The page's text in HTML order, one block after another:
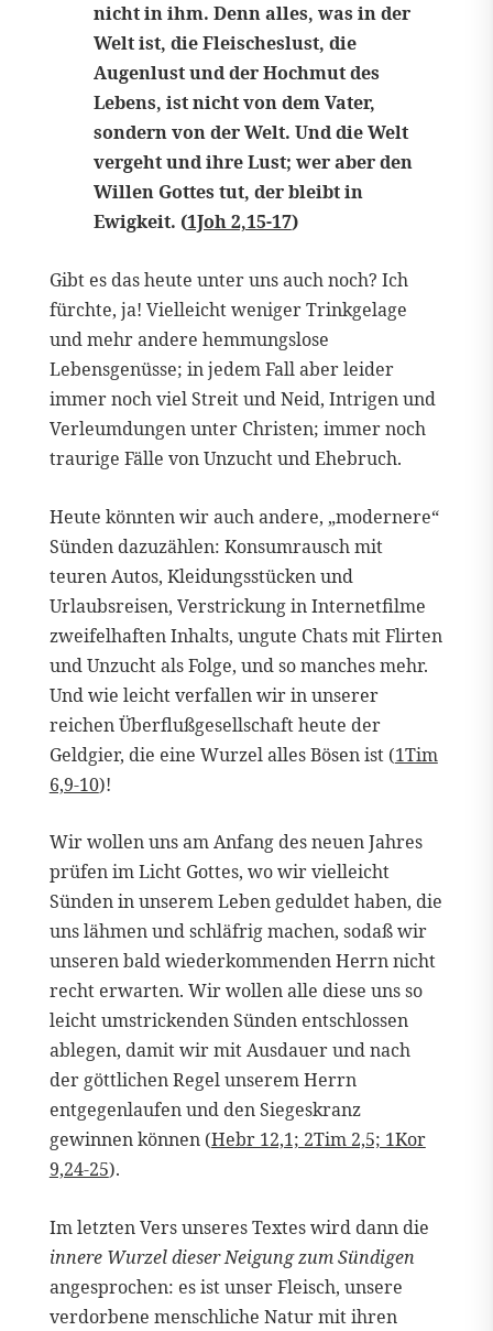
nicht in ihm. Denn alles, was in der
Welt ist, die Fleischeslust, die
Augenlust und der Hochmut des
Lebens, ist nicht von dem Vater,
sondern von der Welt. Und die Welt
vergeht und ihre Lust; wer aber den
Willen Gottes tut, der bleibt in
Ewigkeit. (1Joh 2,15-17)
Gibt es das heute unter uns auch noch? Ich
fürchte, ja! Vielleicht weniger Trinkgelage
und mehr andere hemmungslose
Lebensgenüsse; in jedem Fall aber leider
immer noch viel Streit und Neid, Intrigen und
Verleumdungen unter Christen; immer noch
traurige Fälle von Unzucht und Ehebruch.
Heute könnten wir auch andere, „modernere“
Sünden dazuzählen: Konsumrausch mit
teuren Autos, Kleidungsstücken und
Urlaubsreisen, Verstrickung in Internetfilme
zweifelhaften Inhalts, ungute Chats mit Flirten
und Unzucht als Folge, und so manches mehr.
Und wie leicht verfallen wir in unserer
reichen Überflußgesellschaft heute der
Geldgier, die eine Wurzel alles Bösen ist (1Tim
6,9-10)!
Wir wollen uns am Anfang des neuen Jahres
prüfen im Licht Gottes, wo wir vielleicht
Sünden in unserem Leben geduldet haben, die
uns lähmen und schläfrig machen, sodaß wir
unseren bald wiederkommenden Herrn nicht
recht erwarten. Wir wollen alle diese uns so
leicht umstrickenden Sünden entschlossen
ablegen, damit wir mit Ausdauer und nach
der göttlichen Regel unserem Herrn
entgegenlaufen und den Siegeskranz
gewinnen können (Hebr 12,1; 2Tim 2,5; 1Kor
9,24-25).
Im letzten Vers unseres Textes wird dann die
innere Wurzel dieser Neigung zum Sündigen
angesprochen: es ist unser Fleisch, unsere
verdorbene menschliche Natur mit ihren